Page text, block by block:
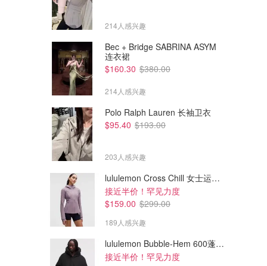
$220.00
incu Italia 60s 黄色夜靛蓝运动
$144.50 $170.00
adidas adidas Tokyo 女款休闲
鞋
214人感兴趣
Bec + Bridge SABRINA ASYM
连衣裙
$160.30 $380.00
214人感兴趣
Polo Ralph Lauren 长袖卫衣
$95.40 $193.00
203人感兴趣
lululemon Cross Chill 女士运动外套
接近半价！罕见力度
$159.00 $299.00
189人感兴趣
lululemon Bubble-Hem 600蓬松羽绒夹克
接近半价！罕见力度